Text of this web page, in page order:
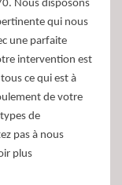
Nous disposons
qui nous
une parfaite
intervention est
ce qui est à
de votre
de
pas à nous
plus